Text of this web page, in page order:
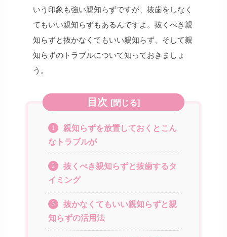
いう印象も強い親知らずですが、抜歯をしなく
てもいい親知らずもあるんですよ。抜くべき親
知らずと抜かなくてもいい親知らず、そして親
知らずのトラブルについて知っておきましょ
う。
目次 [閉じる]
1
親知らずを放置しておくとこん
なトラブルが
2
抜くべき親知らずと抜歯するタ
イミング
3
抜かなくてもいい親知らずと親
知らずの活用法